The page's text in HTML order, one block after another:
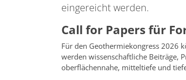
eingereicht werden.
Call for Papers für
Für den Geothermiekongress 2026
werden wissenschaftliche Beiträge,
oberflächennahe, mitteltiefe und